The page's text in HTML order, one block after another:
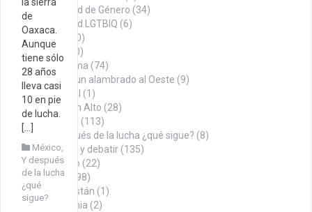
la sierra
de
Oaxaca.
Aunque
tiene sólo
28 años
lleva casi
10 en pie
de lucha.
[…]
México,
Y después
de la lucha
¿qué
sigue?
Igualdad de Género (34)
Igualdad LGTBIQ (6)
Noticias
(100)
Opinión (260)
Con firma (74)
Desde un alambrado al Oeste (9)
Editorial
(1)
Puño en Alto (28)
(113)
Y después de la lucha ¿qué sigue? (8)
Para pensar y debatir (135)
Sindicalismo (22)
Territorio (498)
Afganistán (1)
Alemania (2)